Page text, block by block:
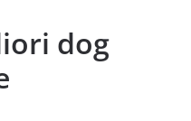
dog